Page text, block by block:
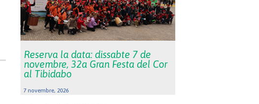
Reserva la data: dissabte 7 de
novembre, 32a Gran Festa del Cor
al Tibidabo
7 novembre, 2026